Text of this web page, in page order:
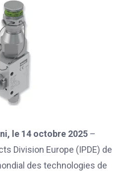
le 14 octobre 2025 –
Division Europe (IPDE) de
des technologies de